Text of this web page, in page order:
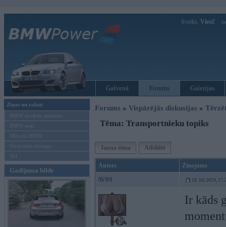
Sveiks, Viesi!
Galvenā Forums Galerijas
Ziņas un raksti
BMW modeļu jaunumi
BMW testi
Mēneša BMW
Sērijveida tūnings
Vel...
Gadījuma bilde
Forums » Vispārējās diskusijas »
Tēma: Transportnieku topiks
Jauna tēma Atbildēt
Autors Ziņojums
AV89 18. Jul 2024,
Ir kāds